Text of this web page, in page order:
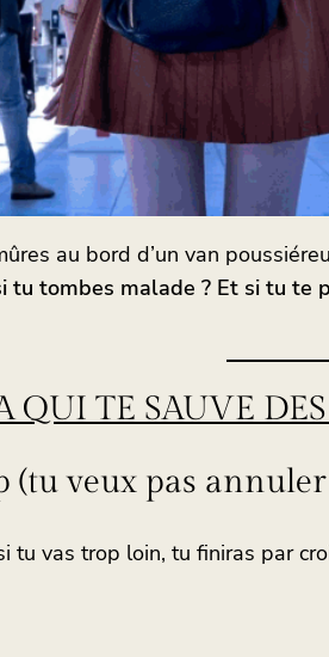
au bord d’un van
tu tombes malade ? Et si tu te
QUI TE SAUVE
(tu veux pas
tu vas trop loin, tu finiras par